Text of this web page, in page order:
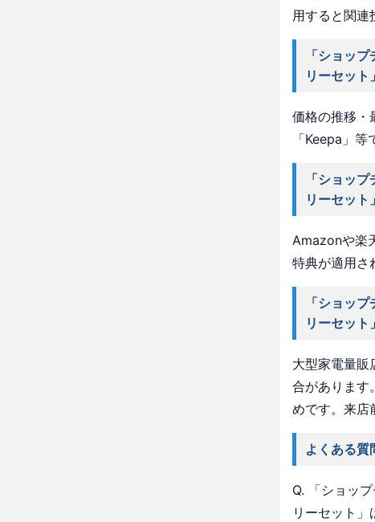
用すると関連
「ショッ
リーセット
価格の推移・
「Keepa」
「ショッ
リーセット
Amazonや楽
特典が適用さ
「ショッ
リーセット
大型家電量販
合があります
めです。来店
よくある質
Q. 「ショッ
リーセット」